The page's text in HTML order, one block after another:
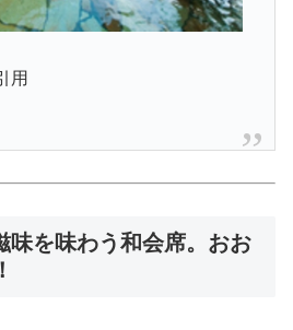
用
味を味わう和会席。おお